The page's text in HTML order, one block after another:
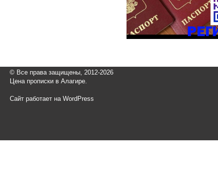
© Все права защищены, 2012-2026
Цена прописки в Алагире.
Сайт работает на WordPress